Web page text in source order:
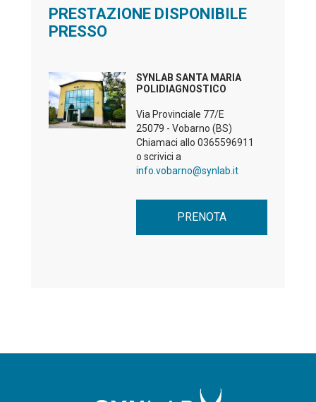
PRESTAZIONE DISPONIBILE
PRESSO
SYNLAB SANTA MARIA
POLIDIAGNOSTICO
Via Provinciale 77/E
25079 - Vobarno (BS)
Chiamaci allo 0365596911
o scrivici a
info.vobarno@synlab.it
PRENOTA